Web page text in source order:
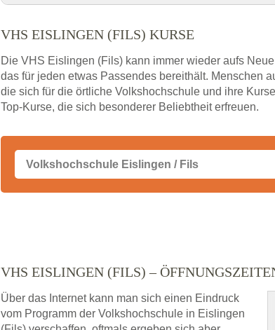
VHS Eislingen (Fils) Kurse
Stellenangebote der Volkshochschule
Online-Kurse – Alternative Angebote zum VHS-
Alternativen zum VHS Programm 2026 in
VHS EISLINGEN (FILS) KURSE
Die VHS Eislingen (Fils) kann immer wieder aufs
das für jeden etwas Passendes bereithält. Menschen
die sich für die örtliche Volkshochschule und ihre
Top-Kurse, die sich besonderer Beliebtheit erfreuen.
VHS EISLINGEN (FILS) –
Über das Internet kann man sich einen Eindruck
vom Programm der Volkshochschule in Eislingen